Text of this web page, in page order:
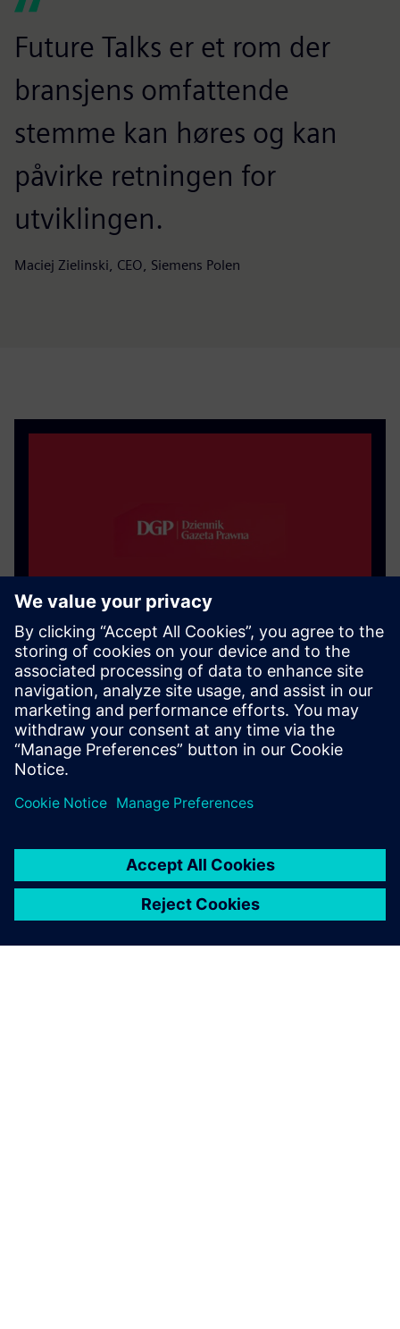
Future Talks er et rom der
bransjens omfattende
stemme kan høres og kan
påvirke retningen for
utviklingen.
Maciej Zielinski, CEO, Siemens Polen
Mediepartner
Juridisk tidskrift
Se dekningen